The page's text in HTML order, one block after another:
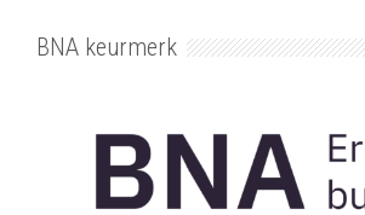
BNA keurmerk